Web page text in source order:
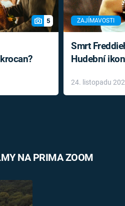
5 ZAJÍMAVOSTI
Smrt
Hudební
léky
24. listopadu
NA PRIMA ZOOM